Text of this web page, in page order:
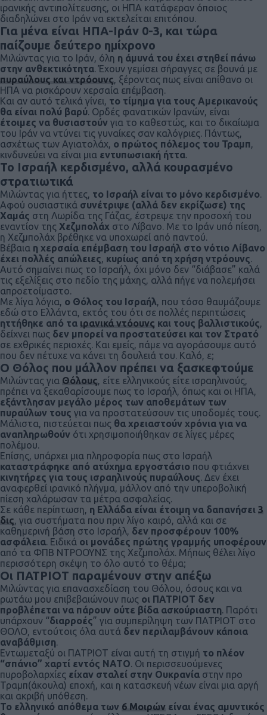
ιρανικής αντιπολίτευσης, οι ΗΠΑ κατάφεραν όποιος
διαδηλώνει στο Ιράν να εκτελείται επιτόπου.
Για μένα είναι ΗΠΑ-Ιράν 0-3, και τώρα
παίζουμε δεύτερο ημίχρονο
Μιλώντας για το Ιράν, όλη η άμυνά του έχει στηθεί πάνω
στην ανθεκτικότητα. Έχουν γεμίσει σήραγγες σε βουνά με
πυραύλους και ντρόουνς, ξέροντας πως είναι απίθανο οι
ΗΠΑ να ρισκάρουν χερσαία επέμβαση.
Και αν αυτό τελικά γίνει, το τίμημα για τους Αμερικανούς
θα είναι πολύ βαρύ. Ορδές φανατικών Ιρανών, είναι
έτοιμες να θυσιαστούν για το καθεστώς, και το δικαίωμα
του Ιράν να ντύνει τις γυναίκες σαν καλόγριες. Πάντως,
ασχέτως των Αγιατολάχ, ο πρώτος πόλεμος του Τραμπ,
κινδυνεύει να είναι μια εντυπωσιακή ήττα.
Το Ισραήλ κερδισμένο, αλλά κουρασμένο
στρατιωτικά
Μιλώντας για ήττες, το Ισραήλ είναι το μόνο κερδισμένο.
Αφού ουσιαστικά συνέτριψε (αλλά δεν εκρίζωσε) της
Χαμάς στη Λωρίδα της Γάζας, έστρεψε την προσοχή του
εναντίον της Χεζμπολάχ στο Λίβανο. Με το Ιράν υπό πίεση,
η Χεζμπολάχ βρέθηκε να υποχωρεί από παντού.
Βέβαια η χερσαία επέμβαση του Ισραήλ στο νότιο Λίβανο
έχει πολλές απώλειες, κυρίως από τη χρήση ντρόουνς.
Αυτό σημαίνει πως το Ισραήλ, όχι μόνο δεν “διάβασε” καλά
τις εξελίξεις στο πεδίο της μάχης, αλλά πήγε να πολεμήσει
απροετοίμαστο.
Με λίγα λόγια, ο Θόλος του Ισραήλ, που τόσο θαυμάζουμε
εδώ στο Ελλάντα, εκτός του ότι σε πολλές περιπτώσεις
ηττήθηκε από τα ιρανικά ντόουνς και τους βαλλιστικούς,
δείχνει πως δεν μπορεί να προστατεύσει και τον Στρατό
σε εχθρικές περιοχές. Και εμείς, πάμε να αγοράσουμε αυτό
που δεν πέτυχε να κάνει τη δουλειά του. Καλό, ε;
Ο Θόλος που μάλλον πρέπει να ξασκεφτούμε
Μιλώντας για Θόλους, είτε ελληνικούς είτε ισραηλινούς,
πρέπει να ξεκαθαρίσουμε πως το Ισραήλ, όπως και οι ΗΠΑ,
εξάντλησαν μεγάλο μέρος των αποθεμάτων των
πυραύλων τους για να προστατεύσουν τις υποδομές τους.
Μάλιστα, πιστεύεται πως θα χρειαστούν χρόνια για να
αναπληρωθούν ότι χρησιμοποιήθηκαν σε λίγες μέρες
πολέμου.
Επίσης, υπάρχει μια πληροφορία πως στο Ισραήλ
καταστράφηκε από ατύχημα εργοστάσιο που φτιάχνει
κινητήρες για τους ισραηλινούς πυραύλους. Δεν έχει
αναφερθεί ιρανικό πλήγμα, μάλλον από την υπεροβολική
πίεση χαλάρωσαν τα μέτρα ασφαλείας.
Σε κάθε περίπτωση, η Ελλάδα είναι έτοιμη να δαπανήσει 3
δις, για συστήματα που πριν λίγο καιρό, αλλά και σε
καθημερινή βάση στο Ισραήλ, δεν προσφέρουν 100%
ασφάλεια. Ειδικά οι μονάδες πρώτης γραμμής υποφέρουν
από τα ΦΠΒ ΝΤΡΟΟΥΝΣ της Χεζμπολάχ. Μήπως θέλει λίγο
περισσότερη σκέψη το όλο αυτό το θέμα;
Οι ΠΑΤΡΙΟΤ παραμένουν στην απέξω
Μιλώντας για επανασχεδίαση του Θόλου, όσους και να
ρωτάω μου επιβεβαιώνουν πως οι ΠΑΤΡΙΟΤ δεν
προβλέπεται να πάρουν ούτε βίδα ασκούριαστη. Παρότι
υπάρχουν “διαρροές” για συμπερίληψη των ΠΑΤΡΙΟΤ στο
ΘΟΛΟ, εντούτοις όλα αυτά δεν περιλαμβάνουν κάποια
αναβάθμιση.
Εντωμεταξύ οι ΠΑΤΡΙΟΤ είναι αυτή τη στιγμή το πλέον
“σπάνιο” χαρτί εντός ΝΑΤΟ. Οι περισσευούμενες
πυροβολαρχίες είχαν σταλεί στην Ουκρανία στην προ
Τραμπ(άκουλα) εποχή, και η κατασκευή νέων είναι μια αργή
και ακριβή υπόθεση.
Το ελληνικό απόθεμα των 6 Μοιρών είναι ένας αμυντικός